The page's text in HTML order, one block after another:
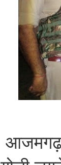
आजमगढ़